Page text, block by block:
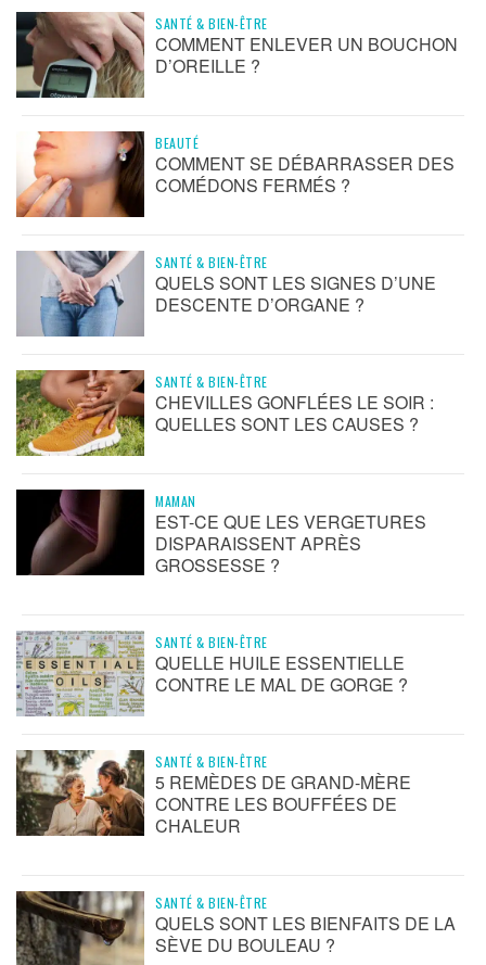
SANTÉ & BIEN-ÊTRE
COMMENT ENLEVER UN BOUCHON
D’OREILLE ?
BEAUTÉ
COMMENT SE DÉBARRASSER DES
COMÉDONS FERMÉS ?
SANTÉ & BIEN-ÊTRE
QUELS SONT LES SIGNES D’UNE
DESCENTE D’ORGANE ?
SANTÉ & BIEN-ÊTRE
CHEVILLES GONFLÉES LE SOIR :
QUELLES SONT LES CAUSES ?
MAMAN
EST-CE QUE LES VERGETURES
DISPARAISSENT APRÈS
GROSSESSE ?
SANTÉ & BIEN-ÊTRE
QUELLE HUILE ESSENTIELLE
CONTRE LE MAL DE GORGE ?
SANTÉ & BIEN-ÊTRE
5 REMÈDES DE GRAND-MÈRE
CONTRE LES BOUFFÉES DE
CHALEUR
SANTÉ & BIEN-ÊTRE
QUELS SONT LES BIENFAITS DE LA
SÈVE DU BOULEAU ?